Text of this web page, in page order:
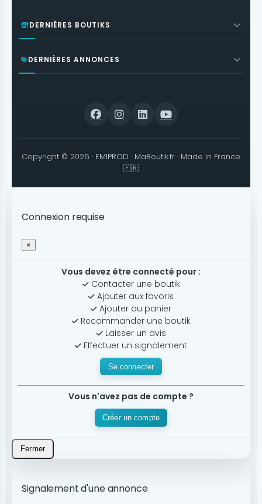
DERNIÈRES BOUTIKS
DERNIÈRES ANNONCES
Copyright © 2026 · EMIPROD · MaBoutik.fr · Made in France
🇫🇷
Connexion requise
×
Vous devez être connecté pour :
Contacter une boutik
Ajouter aux favoris
Ajouter au panier
Recommander une boutik
Laisser un avis
Effectuer un signalement
Se connecter
Vous n'avez pas de compte ?
Créer un compte
Fermer
Signalement d'une annonce